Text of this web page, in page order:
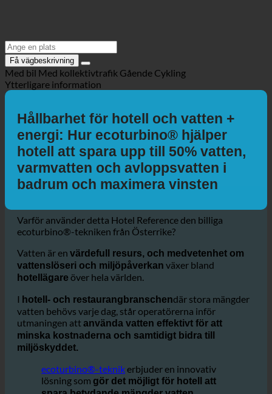
Få vägbeskrivning
Ytterligare information
Hållbarhet för hotell och vatten +
energi: Hur ecoturbino® hjälper
hotell att spara upp till 50% vatten,
badrum och maximera vinsten
Varför använder detta Hotel Reference den billiga
ecoturbino®-tekniken från Österrike?
Vatten är en värdefull resurs, och medvetenhet om
vattenslöseri och miljöpåverkanväxer bland
hotellägare
över hela världen.
Ihotell- och restaurangbranschendär stora mängder
vatten behövs varje dag, står operatörerna inför
utmaningen att
minska kostnaderna och samtidigt bidra till
miljöskyddet.